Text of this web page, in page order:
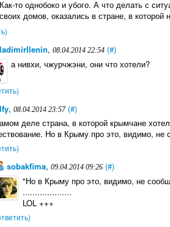
Как-то однобоко и убого. А что делать с
своих домов, оказались в стране, в которой
,08.04.2014 22:54 (#)
а нивхи, чжурчжэни, они что хотели?
,08.04.2014 23:57 (#)
деле страна, в которой крымчане
Но в Крыму про это, видимо, не
sobakfima,09.04.2014 09:26 (#)
"Но в Крыму про это, видимо, не
....................
LOL +++